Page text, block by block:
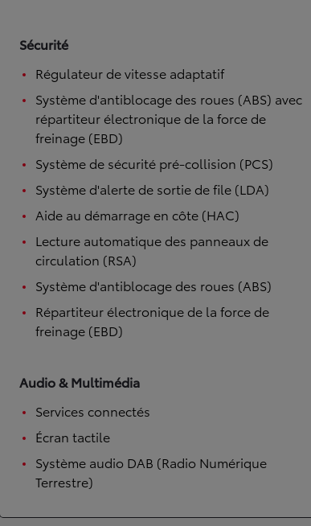
Sécurité
Régulateur de vitesse adaptatif
Système d'antiblocage des roues (ABS) avec
répartiteur électronique de la force de
freinage (EBD)
Système de sécurité pré-collision (PCS)
Système d'alerte de sortie de file (LDA)
Aide au démarrage en côte (HAC)
Lecture automatique des panneaux de
circulation (RSA)
Système d'antiblocage des roues (ABS)
Répartiteur électronique de la force de
freinage (EBD)
Audio & Multimédia
Services connectés
Écran tactile
Système audio DAB (Radio Numérique
Terrestre)